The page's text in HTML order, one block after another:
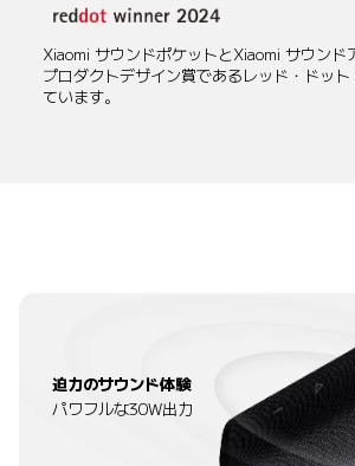
Xiaomi サウンドポケットとXiaomi サウンド
プロダクトデザイン賞であるレッド・ドッ
ています。
迫力のサウンド体験
パワフルな30W出力